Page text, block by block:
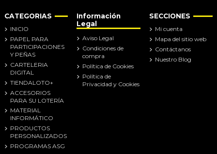
CATEGORIAS
INICIO
PAPEL PARA
PARTICIPACIONES
Y PEÑAS
CARTELERIA
DIGITAL
TIENDALOTO+
ACCESORIOS
PARA SU LOTERÍA
MATERIAL
INFORMÁTICO
PRODUCTOS
PERSONALIZADOS
PROGRAMAS ASG
Información
Legal
Aviso Legal
Condiciones de
compra
Política de Cookies
Política de
Privacidad y Cookies
SECCIONES
Mi cuenta
Mapa del sitio web
Contáctanos
Nuestro Blog